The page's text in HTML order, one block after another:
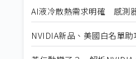
AI液冷散熱需求明確 感測
NVIDIA新品、美國白名單